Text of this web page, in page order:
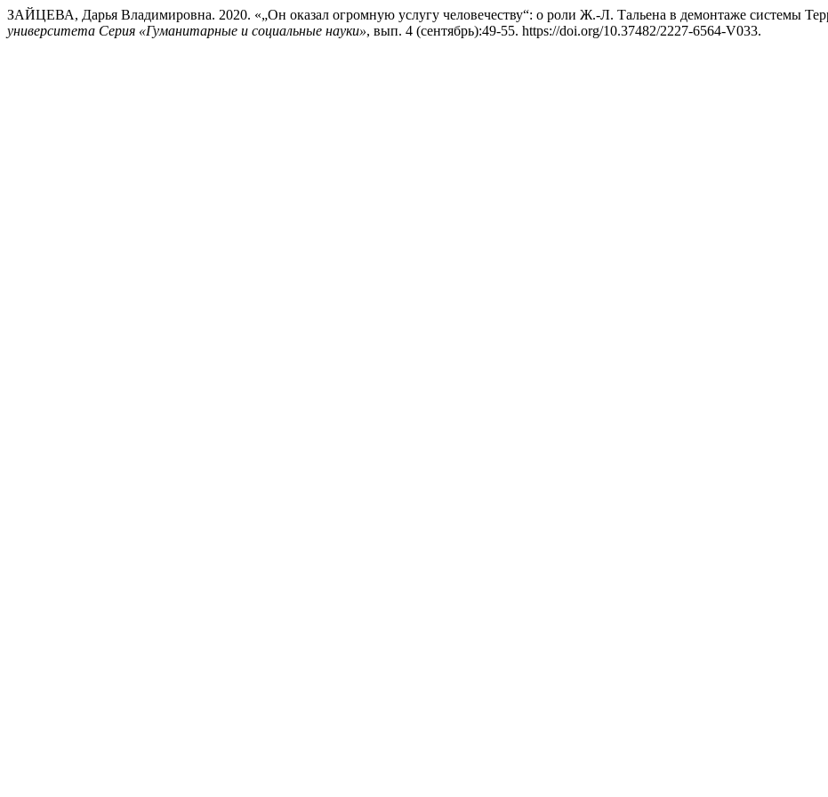
ЗАЙЦЕВА, Дарья Владимировна. 2020. «„Он оказал огромную услугу человечеству“: о роли Ж.-Л. Тальена в демонтаже системы
университета Серия «Гуманитарные и социальные науки», вып. 4 (сентябрь):49-55. https://doi.org/10.37482/2227-6564-V033.